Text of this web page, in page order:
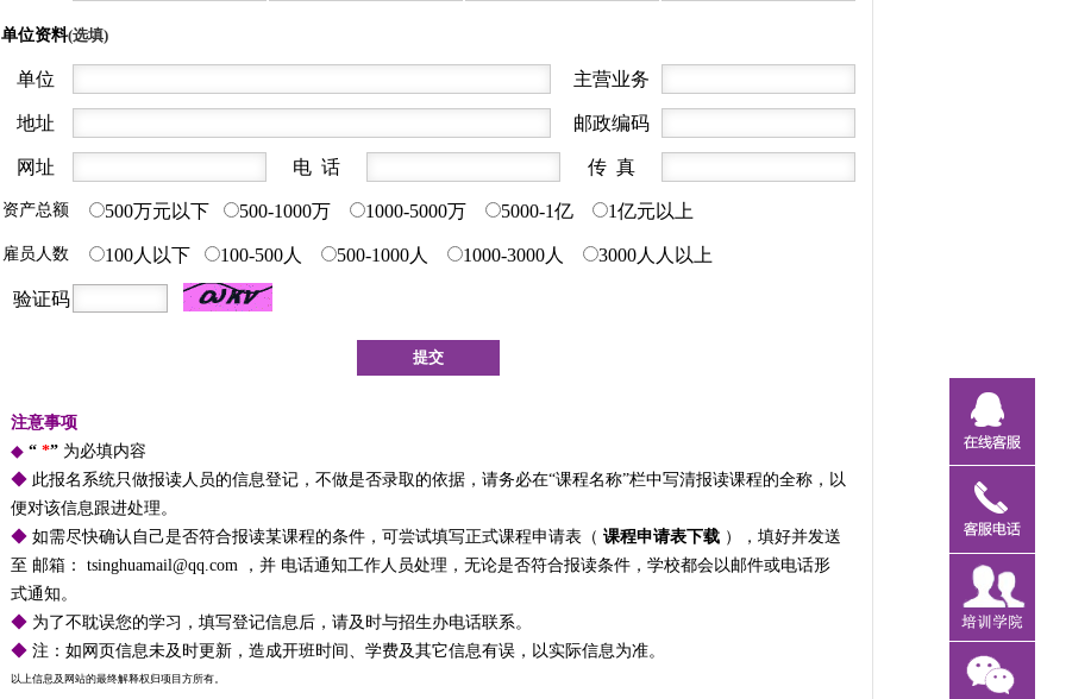
单位资料(选填)
单位 主营业务
地址 邮政编码
网址 电 话 传 真
资产总额 500万元以下 500-1000万 1000-5000万 5000-1亿 1亿元以上
雇员人数 100人以下 100-500人 500-1000人 1000-3000人 3000人人以上
验证码
注意事项
◆ “ *” 为必填内容
◆ 此报名系统只做报读人员的信息登记，不做是否录取的依据，请务必在“课程名称”栏中写清报读课程的全称，以
便对该信息跟进处理。
◆ 如需尽快确认自己是否符合报读某课程的条件，可尝试填写正式课程申请表（ 课程申请表下载 ），填好并发送
至 邮箱： tsinghuamail@qq.com ，并 电话通知工作人员处理，无论是否符合报读条件，学校都会以邮件或电话形
式通知。
◆ 为了不耽误您的学习，填写登记信息后，请及时与招生办电话联系。
◆ 注：如网页信息未及时更新，造成开班时间、学费及其它信息有误，以实际信息为准。
以上信息及网站的最终解释权归项目方所有。